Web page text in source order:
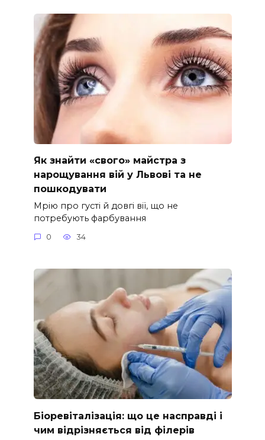
Як знайти «свого» майстра з
нарощування вій у Львові та не
пошкодувати
Мрію про густі й довгі вії, що не
потребують фарбування
0 34
Біоревіталізація: що це насправді і
чим відрізняється від філерів